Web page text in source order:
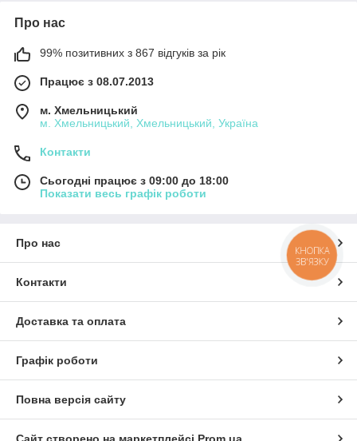
Про нас
99% позитивних з 867 відгуків за рік
Працює з 08.07.2013
м. Хмельницький
м. Хмельницький, Хмельницький, Україна
Контакти
Сьогодні працює з 09:00 до 18:00
Показати весь графік роботи
Про нас
Контакти
Доставка та оплата
Графік роботи
Повна версія сайту
КНОПКА
ЗВ'ЯЗКУ